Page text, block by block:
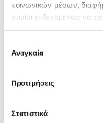
κοινωνικών μέσων,
οποίοι ενδεχομένως να
των υπηρεσιών τους.
συγκατάθεσης
Αναγκαία
Προτιμήσεις
Στατιστικά